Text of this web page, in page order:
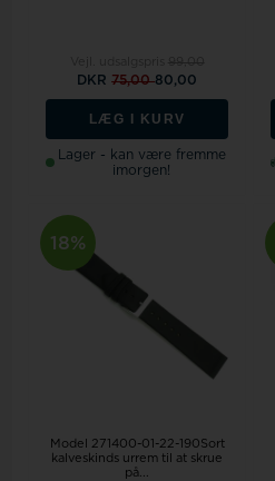
DKR75,0080,00
LÆG I KURV
Lager - kan være fremme
imorgen!
18%
Model 271400-01-22-190Sort
kalveskinds urrem til at skrue
på...